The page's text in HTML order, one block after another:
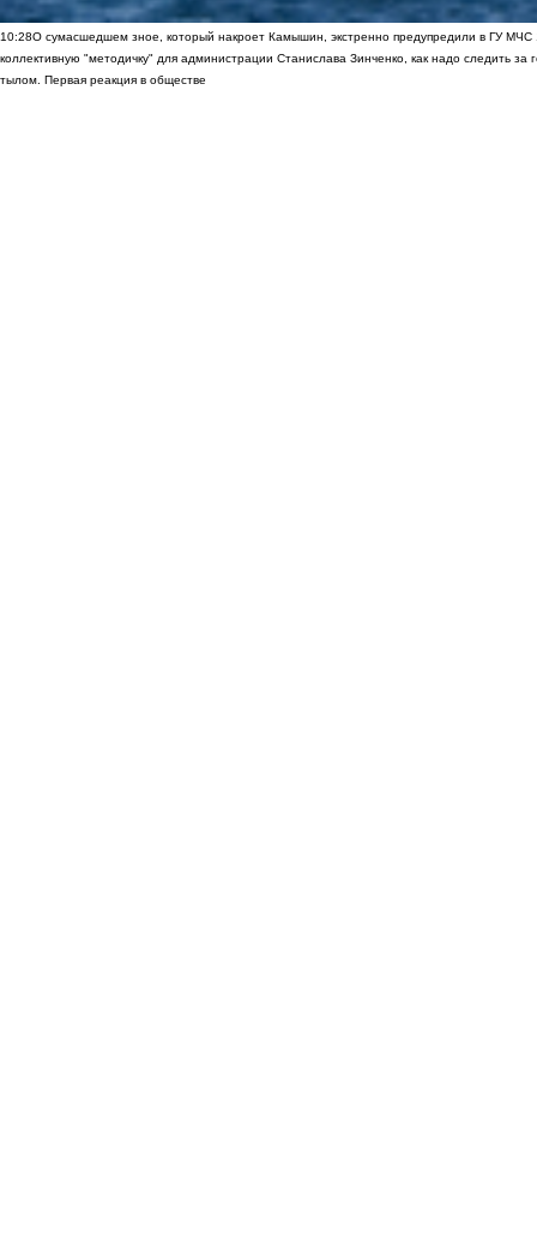
10:28О сумасшедшем зное, который накроет Камышин, экстренно предупредили в ГУ МЧС
коллективную "методичку" для администрации Станислава Зинченко, как надо следить за
тылом. Первая реакция в обществе